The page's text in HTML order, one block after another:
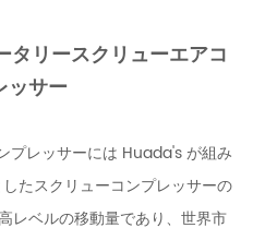
リースクリューエアコ
ッサー
プレッサーには Huada's が組み
たスクリューコンプレッサーの
レベルの移動量であり、世界市